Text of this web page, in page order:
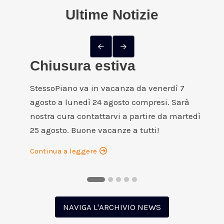
Ultime Notizie
Chiusura estiva
StessoPiano va in vacanza da venerdì 7
agosto a lunedì 24 agosto compresi. Sarà
nostra cura contattarvi a partire da martedì
25 agosto. Buone vacanze a tutti!
Continua a leggere
NAVIGA L'ARCHIVIO NEWS